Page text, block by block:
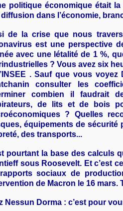
politique économique était
diffusion dans l’économie,
de la crise que nous
est une perspective
avec une létalité de 1 %,
? Vous avez six
. Sauf que vous voyez
consulter les
combien il faudrait
de lits et de bois
? Quelles
équipements de
des transports...
pourtant la base des calculs
sous Roosevelt. Et c’est
sociaux de
de Macron le 16 mars.
Nessun Dorma : c’est pour